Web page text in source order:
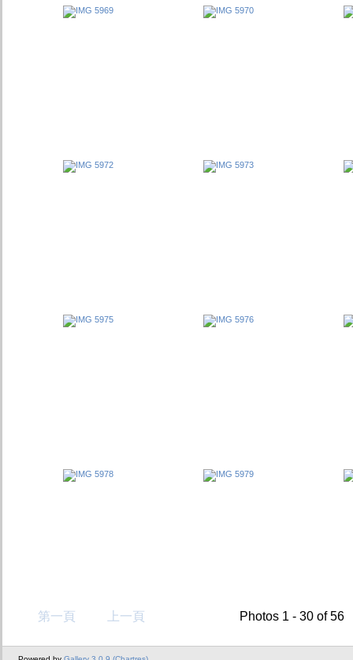
第一頁 上一頁 Photos 1 - 30 of 56